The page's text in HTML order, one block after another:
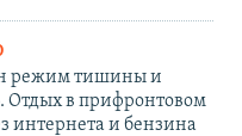
режим тишины и
Отдых в прифронтовом
интернета и бензина